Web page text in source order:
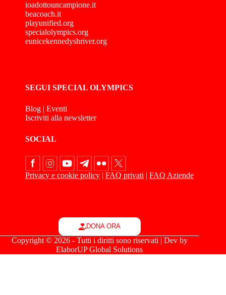
ioadottouncampione.it
beacoach.it
playunified.org
specialolympics.org
eunicekennedyshriver.org
SEGUI SPECIAL OLYMPICS
Blog | Eventi
Iscriviti alla newsletter
SOCIAL
Privacy e cookie policy | FAQ privati | FAQ Aziende
DONA ORA
Copyright © 2026 - Tutti i diritti sono riservati | Dev by
ElaborUP Global Solutions